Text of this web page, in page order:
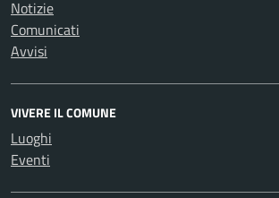
Notizie
Comunicati
Avvisi
VIVERE IL COMUNE
Luoghi
Eventi